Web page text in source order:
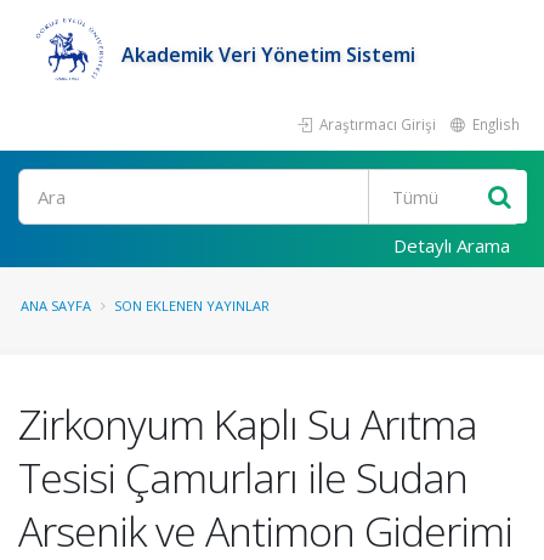
Akademik Veri Yönetim Sistemi
Araştırmacı Girişi English
Ara
Detaylı Arama
ANA SAYFA SON EKLENEN YAYINLAR
Zirkonyum Kaplı Su Arıtma
Tesisi Çamurları ile Sudan
Arsenik ve Antimon Giderimi